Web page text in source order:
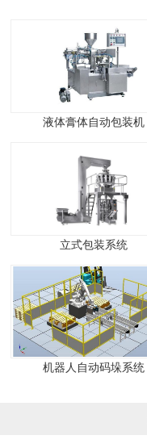
液体膏体自动包装机
立式包装系统
机器人自动码垛系统